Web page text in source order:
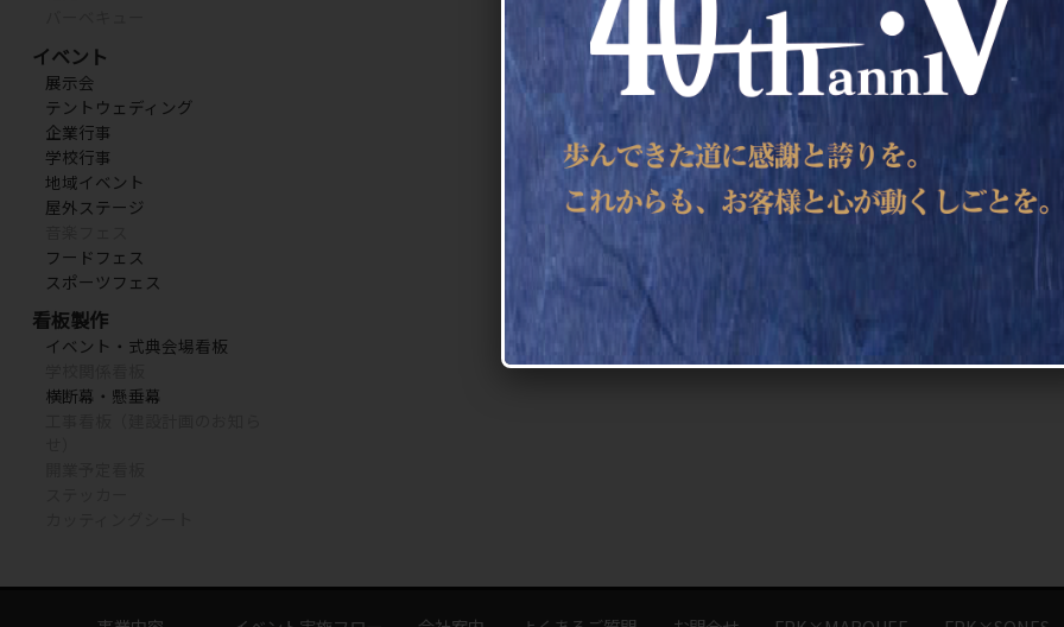
イベント
展示会
テントウェディング
企業行事
学校行事
地域イベント
屋外ステージ
フードフェス
スポーツフェス
看板製作
イベント・式典会場看板
横断幕・懸垂幕